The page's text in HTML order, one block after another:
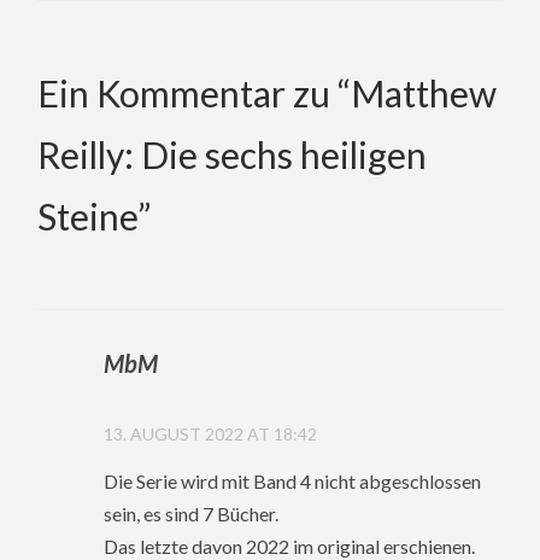
Ein Kommentar zu “Matthew
Reilly: Die sechs heiligen
Steine”
MbM
13. AUGUST 2022 AT 18:42
Die Serie wird mit Band 4 nicht abgeschlossen
sein, es sind 7 Bücher.
Das letzte davon 2022 im original erschienen.